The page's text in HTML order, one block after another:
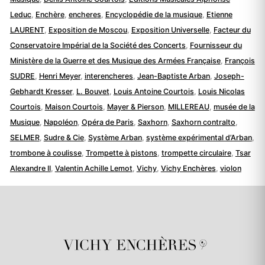
Leduc, Enchère, encheres Encyclopédie de la musique, Etienne
LAURENT, Exposition de Moscou, Exposition Universelle, Facteur du
Conservatoire Impérial de la Société des Concerts Fournisseur du
Ministère de la Guerre et des Musique des Armées Française, François
SUDRE Henri Meyer, interencheres Jean-Baptiste Arban, Joseph-
Gebhardt Kresser, L. Bouvet Louis Antoine Courtois Louis Nicolas
Courtois Maison Courtois Mayer & Pierson, MILLEREAU, musée de la
Musique, Napoléon, Opéra de Paris Saxhorn, Saxhorn contralto
SELMER, Sudre & Cie, Système Arban, système expérimental d’Arban,
trombone à coulisse, Trompette à pistons trompette circulaire, Tsar
Alexandre II, Valentin Achille Lemot Vichy, Vichy Enchères violon